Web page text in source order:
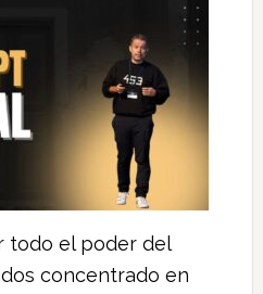
todo el poder del
concentrado en